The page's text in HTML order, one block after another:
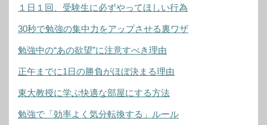
１日１回、受験生に必ずやってほしい行為
30秒で勉強の集中力をアップさせる裏ワザ
勉強中の“あの欲望”に注意すべき理由
正午までに1日の勝負がほぼ決まる理由
東大教授に学ぶ快適な部屋にする方法
勉強で「効率よく気分転換する」ルール